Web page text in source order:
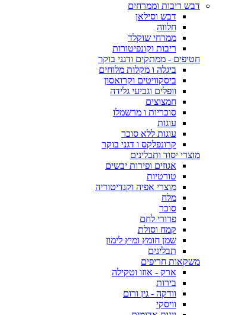
דבש ריבות וממרחים
דבש וסילאן
חלווה
ממרחי שוקלד
ריבות וקונפיטורות
חטיפים - ממתקים ודגני בוקר
ביגלה ו מקלות מלוחים
ביסקוויטים וקרואסון
וופלים וגביעי גלידה
חמצוצים
סוכריות ו מרשמלו
עוגות
עוגות ללא סוכר
קרונפלקס ו דגני בוקר
מוצרי יסוד ותבלינים
אגוזים ופירות יבשים
טורטיות
מוצרי אפיה וקנדיטוריה
מלח
סוכר
פרורי לחם
קמח וסולת
שמן חומץ ומיץ לימון
תבלינים
משקאות חריפים
ארק - אוזו וטקילה
בירות
וודקה - גין ורום
וויסקי